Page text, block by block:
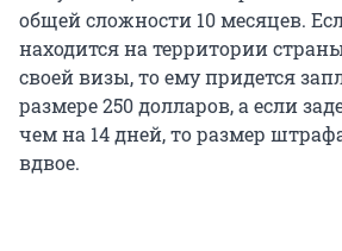
общей сложности 10 месяцев.
находится на территории
своей визы, то ему придется
размере 250 долларов, а если
чем на 14 дней, то размер
вдвое.